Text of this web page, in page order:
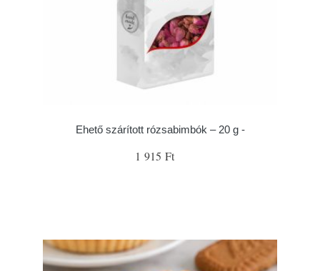
Ehető szárított rózsabimbók – 20 g -
1 915 Ft